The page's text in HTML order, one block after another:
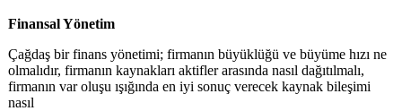
Finansal Yönetim
Çağdaş bir finans yönetimi; firmanın büyüklüğü ve büyüme hızı ne
olmalıdır, firmanın kaynakları aktifler arasında nasıl dağıtılmalı,
firmanın var oluşu ışığında en iyi sonuç verecek kaynak bileşimi
nasıl